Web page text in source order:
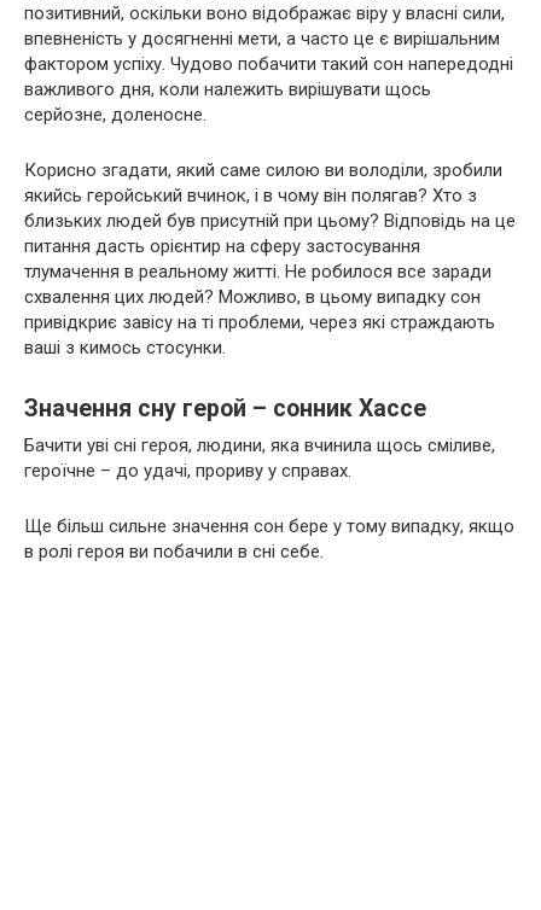
позитивний, оскільки воно відображає віру у власні сили,
впевненість у досягненні мети, а часто це є вирішальним
фактором успіху. Чудово побачити такий сон напередодні
важливого дня, коли належить вирішувати щось
серйозне, доленосне.
Корисно згадати, який саме силою ви володіли, зробили
якийсь геройський вчинок, і в чому він полягав? Хто з
близьких людей був присутній при цьому? Відповідь на це
питання дасть орієнтир на сферу застосування
тлумачення в реальному житті. Не робилося все заради
схвалення цих людей? Можливо, в цьому випадку сон
привідкриє завісу на ті проблеми, через які страждають
ваші з кимось стосунки.
Значення сну герой – сонник Хассе
Бачити уві сні героя, людини, яка вчинила щось сміливе,
героїчне – до удачі, прориву у справах.
Ще більш сильне значення сон бере у тому випадку, якщо
в ролі героя ви побачили в сні себе.